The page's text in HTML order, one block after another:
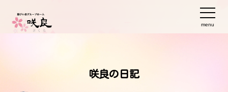
menu
咲良の日記